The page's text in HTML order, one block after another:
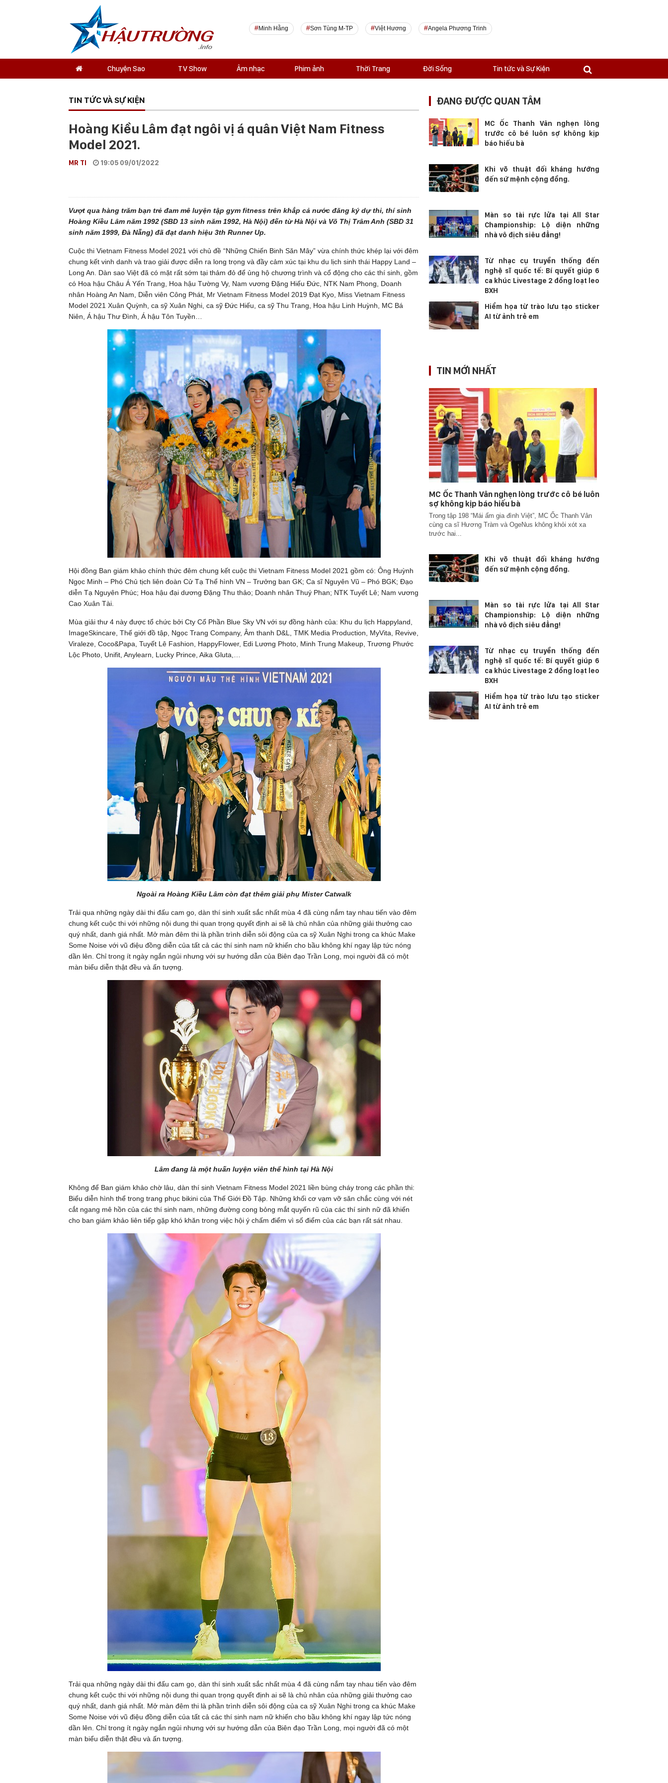
Minh Hằng Sơn Tùng M-TP Việt Hương Angela Phương Trinh
Chuyện Sao TV Show Âm nhạc Phim ảnh Thời Trang Đời Sống Tin tức và Sự Kiện
TIN TỨC VÀ SỰ KIỆN
Hoàng Kiều Lâm đạt ngôi vị á quân Việt Nam Fitness
Model 2021.
MR TI 19:05 09/01/2022
Vượt qua hàng trăm bạn trẻ đam mê luyện tập gym fitness trên khắp cả nước đăng ký dự thi, thí sinh
Hoàng Kiều Lâm năm 1992 (SBD 13 sinh năm 1992, Hà Nội) đến từ Hà Nội và Võ Thị Trâm Anh (SBD 31
sinh năm 1999, Đà Nẵng) đã đạt danh hiệu 3th Runner Up.
Cuộc thi Vietnam Fitness Model 2021 với chủ đề “Những Chiến Binh Săn Mây” vừa chính thức khép lại với đêm
chung kết vinh danh và trao giải được diễn ra long trọng và đầy cảm xúc tại khu du lịch sinh thái Happy Land –
Long An. Dàn sao Việt đã có mặt rất sớm tại thảm đỏ để ủng hộ chương trình và cổ động cho các thí sinh, gồm
có Hoa hậu Châu Á Yến Trang, Hoa hậu Tường Vy, Nam vương Đặng Hiếu Đức, NTK Nam Phong, Doanh
nhân Hoàng An Nam, Diễn viên Công Phát, Mr Vietnam Fitness Model 2019 Đạt Kyo, Miss Vietnam Fitness
Model 2021 Xuân Quỳnh, ca sỹ Xuân Nghi, ca sỹ Đức Hiếu, ca sỹ Thu Trang, Hoa hậu Linh Huỳnh, MC Bá
Niên, Á hậu Thư Đình, Á hậu Tôn Tuyền…
Hội đồng Ban giám khảo chính thức đêm chung kết cuộc thi Vietnam Fitness Model 2021 gồm có: Ông Huỳnh
Ngọc Minh – Phó Chủ tịch liên đoàn Cử Tạ Thể hình VN – Trưởng ban GK; Ca sĩ Nguyên Vũ – Phó BGK; Đạo
diễn Tạ Nguyên Phúc; Hoa hậu đại dương Đặng Thu thảo; Doanh nhân Thuý Phan; NTK Tuyết Lê; Nam vương
Cao Xuân Tài.
Mùa giải thư 4 này được tổ chức bởi Cty Cổ Phần Blue Sky VN với sự đồng hành của: Khu du lịch Happyland,
ImageSkincare, Thế giới đồ tập, Ngọc Trang Company, Âm thanh D&L, TMK Media Production, MyVita, Revive,
Viraleze, Coco&Papa, Tuyết Lê Fashion, HappyFlower, Edi Lương Photo, Minh Trung Makeup, Trương Phước
Lộc Photo, Unifit, Anylearn, Lucky Prince, Aika Gluta,…
Ngoài ra Hoàng Kiều Lâm còn đạt thêm giải phụ Mister Catwalk
Trải qua những ngày dài thi đấu cam go, dàn thí sinh xuất sắc nhất mùa 4 đã cùng nắm tay nhau tiến vào đêm
chung kết cuộc thi với những nội dung thi quan trọng quyết định ai sẽ là chủ nhân của những giải thưởng cao
quý nhất, danh giá nhất. Mở màn đêm thi là phần trình diễn sôi động của ca sỹ Xuân Nghi trong ca khúc Make
Some Noise với vũ điệu đồng diễn của tất cả các thí sinh nam nữ khiến cho bầu không khí ngay lập tức nóng
dần lên. Chỉ trong ít ngày ngắn ngủi nhưng với sự hướng dẫn của Biên đạo Trần Long, mọi người đã có một
màn biểu diễn thật đều và ấn tượng.
Lâm đang là một huấn luyện viên thể hình tại Hà Nội
Không để Ban giám khảo chờ lâu, dàn thí sinh Vietnam Fitness Model 2021 liền bùng cháy trong các phần thi:
Biểu diễn hình thể trong trang phục bikini của Thế Giới Đồ Tập. Những khối cơ vạm vỡ săn chắc cùng với nét
cắt ngang mê hồn của các thí sinh nam, những đường cong bỏng mắt quyến rũ của các thí sinh nữ đã khiến
cho ban giám khảo liên tiếp gặp khó khăn trong việc hội ý chấm điểm vì số điểm của các bạn rất sát nhau.
Trải qua những ngày dài thi đấu cam go, dàn thí sinh xuất sắc nhất mùa 4 đã cùng nắm tay nhau tiến vào đêm
chung kết cuộc thi với những nội dung thi quan trọng quyết định ai sẽ là chủ nhân của những giải thưởng cao
quý nhất, danh giá nhất. Mở màn đêm thi là phần trình diễn sôi động của ca sỹ Xuân Nghi trong ca khúc Make
Some Noise với vũ điệu đồng diễn của tất cả các thí sinh nam nữ khiến cho bầu không khí ngay lập tức nóng
dần lên. Chỉ trong ít ngày ngắn ngủi nhưng với sự hướng dẫn của Biên đạo Trần Long, mọi người đã có một
màn biểu diễn thật đều và ấn tượng.
ĐANG ĐƯỢC QUAN TÂM
MC Ốc Thanh Vân nghẹn lòng
trước cô bé luôn sợ không kịp
báo hiếu bà
Khi võ thuật đối kháng hướng
đến sứ mệnh cộng đồng.
Màn so tài rực lửa tại All Star
Championship: Lộ diện những
nhà vô địch siêu đẳng!
Từ nhạc cụ truyền thống đến
nghệ sĩ quốc tế: Bí quyết giúp 6
ca khúc Livestage 2 đồng loạt leo
BXH
Hiểm họa từ trào lưu tạo sticker
AI từ ảnh trẻ em
TIN MỚI NHẤT
MC Ốc Thanh Vân nghẹn lòng trước cô bé luôn
sợ không kịp báo hiếu bà
Trong tập 198 “Mái ấm gia đình Việt”, MC Ốc Thanh Vân
cùng ca sĩ Hương Tràm và OgeNus không khỏi xót xa
trước hai...
Khi võ thuật đối kháng hướng
đến sứ mệnh cộng đồng.
Màn so tài rực lửa tại All Star
Championship: Lộ diện những
nhà vô địch siêu đẳng!
Từ nhạc cụ truyền thống đến
nghệ sĩ quốc tế: Bí quyết giúp 6
ca khúc Livestage 2 đồng loạt leo
BXH
Hiểm họa từ trào lưu tạo sticker
AI từ ảnh trẻ em